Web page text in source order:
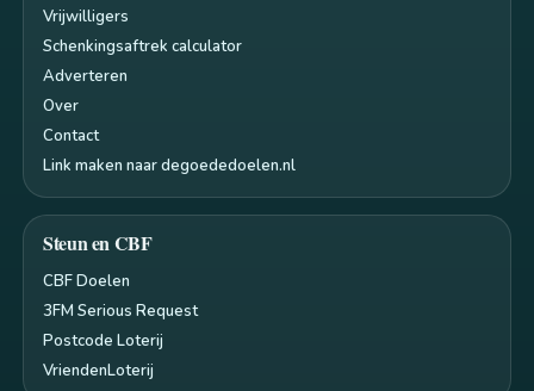
Vrijwilligers
Schenkingsaftrek calculator
Adverteren
Over
Contact
Link maken naar degoededoelen.nl
Steun en CBF
CBF Doelen
3FM Serious Request
Postcode Loterij
VriendenLoterij